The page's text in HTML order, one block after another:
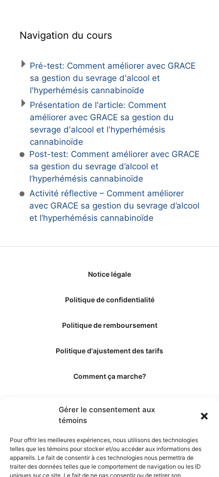
Gérer le consentement aux
témoins
Pour offrir les meilleures expériences, nous utilisons des technologies
telles que les témoins pour stocker et/ou accéder aux informations des
appareils. Le fait de consentir à ces technologies nous permettra de
traiter des données telles que le comportement de navigation ou les ID
uniques sur ce site. Le fait de ne pas consentir ou de retirer son
Navigation du cours
Pré-test: Comment améliorer avec GRACE
sa gestion du sevrage d'alcool et
l'hyperhémésis cannabinoïde
Présentation de l'article: Comment
améliorer avec GRACE sa gestion du
sevrage d'alcool et l'hyperhémésis
cannabinoïde
Post-test: Comment améliorer avec GRACE
sa gestion du sevrage d’alcool et
l’hyperhémésis cannabinoïde
Activité réflective – Comment améliorer
avec GRACE sa gestion du sevrage d’alcool
et l’hyperhémésis cannabinoïde
Notice légale
Politique de confidentialité
Politique de remboursement
Politique d'ajustement des tarifs
Comment ça marche?
Les éditeurs